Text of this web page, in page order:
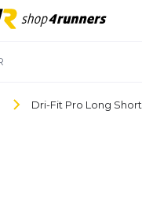
Dri-Fit Pro Long Short